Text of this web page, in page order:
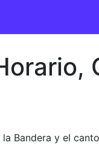
Bandera y el